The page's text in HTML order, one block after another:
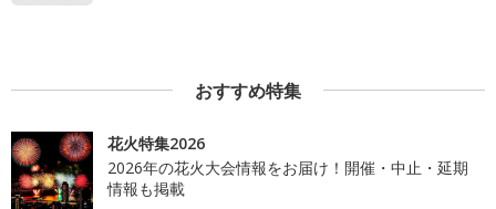
おすすめ特集
花火特集2026
2026年の花火大会情報をお届け！開催・中止・延期
情報も掲載